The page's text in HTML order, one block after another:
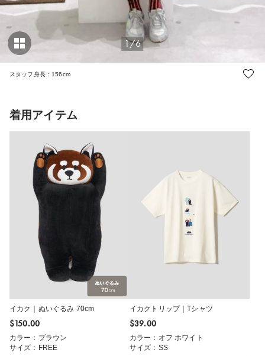
1/6
スタッフ身長：156cm
着用アイテム
イカク｜ぬいぐるみ 70cm
$‌150.00
カラー：ブラウン
サイズ：FREE
イカクトリップ｜Tシャツ
$‌39.00
カラー：オフ ホワイト
サイズ：SS